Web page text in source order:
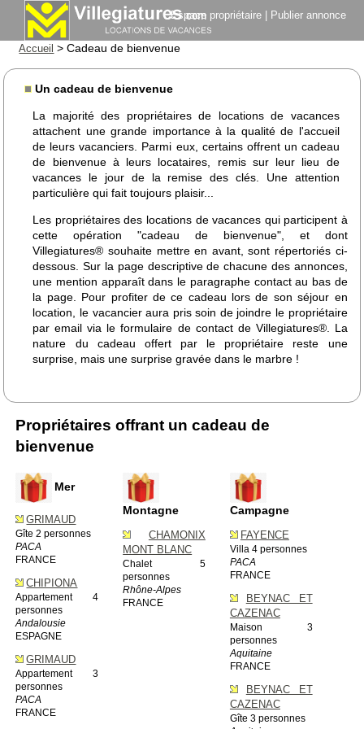
Espace propriétaire Publier annonce
Accueil > Cadeau de bienvenue
Un cadeau de bienvenue
La majorité des propriétaires de locations de vacances
attachent une grande importance à la qualité de l'accueil
de leurs vacanciers. Parmi eux, certains offrent un cadeau
de bienvenue à leurs locataires, remis sur leur lieu de
vacances le jour de la remise des clés. Une attention
particulière qui fait toujours plaisir...
Les propriétaires des locations de vacances qui participent à
cette opération "cadeau de bienvenue", et dont
Villegiatures® souhaite mettre en avant, sont répertoriés ci-
dessous. Sur la page descriptive de chacune des annonces,
une mention apparaît dans le paragraphe contact au bas de
la page. Pour profiter de ce cadeau lors de son séjour en
location, le vacancier aura pris soin de joindre le propriétaire
par email via le formulaire de contact de Villegiatures®. La
nature du cadeau offert par le propriétaire reste une
surprise, mais une surprise gravée dans le marbre !
Propriétaires offrant un cadeau de
bienvenue
Mer
GRIMAUD
Gîte 2 personnes
PACA
FRANCE
CHIPIONA
Appartement 4
personnes
Andalousie
ESPAGNE
GRIMAUD
Appartement 3
personnes
PACA
FRANCE
Montagne
CHAMONIX
MONT BLANC
Chalet 5
personnes
Rhône-Alpes
FRANCE
Campagne
FAYENCE
Villa 4 personnes
PACA
FRANCE
BEYNAC ET
CAZENAC
Maison 3
personnes
Aquitaine
FRANCE
BEYNAC ET
CAZENAC
Gîte 3 personnes